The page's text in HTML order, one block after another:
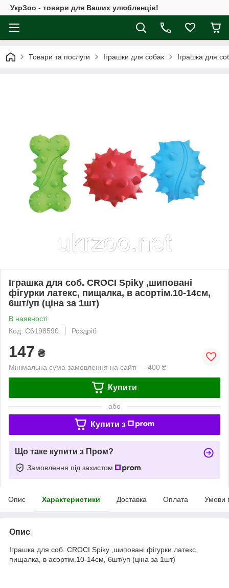
УкрЗоо - товари для Ваших улюбленців!
Товари та послуги Іграшки для собак Іграшка для
Іграшка для соб. CROCI Spiky ,шиповані
фігурки латекс, пищалка, в асортім.10-14см,
6шт/уп (ціна за 1шт)
В наявності
Код: C6198590
Роздріб
147 ₴
Мінімальна сума замовлення на сайті — 400 ₴
Купити
або
Купити з
Що таке купити з Пром?
Замовлення під захистом
Опис Характеристики Доставка Оплата Умови
Опис
Іграшка для соб. CROCI Spiky ,шиповані фігурки латекс,
пищалка, в асортім.10-14см, 6шт/уп (ціна за 1шт)